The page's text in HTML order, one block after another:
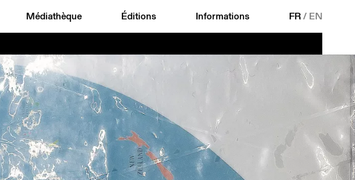
Médiathèque Éditions Informations FR/ EN